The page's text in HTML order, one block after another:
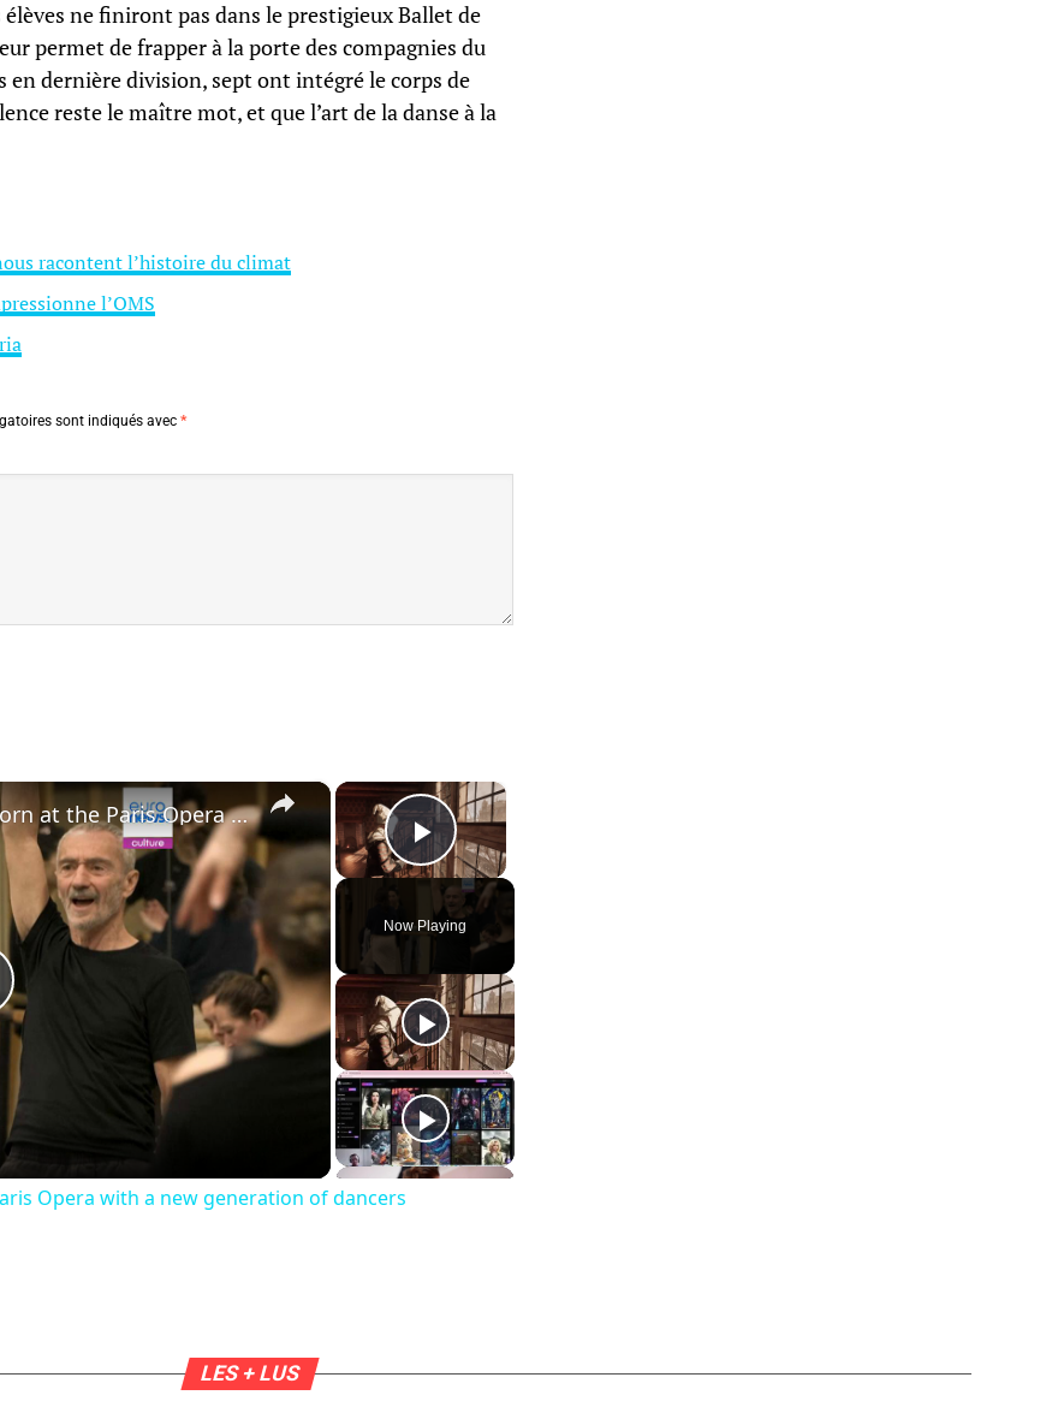
ne finiront pas dans le prestigieux Ballet de
permet de frapper à la porte des compagnies du
en dernière division, sept ont intégré le corps de
reste le maître mot, et que l’art de la danse à la
racontent l’histoire du climat
l’OMS
sont indiqués avec *
×
Play Video
Now Playing
×
Angelin Preljocaj's Parc is reborn at the Paris Opera with a new generation of dancers
Opera with a new generation of dancers
LES + LUS